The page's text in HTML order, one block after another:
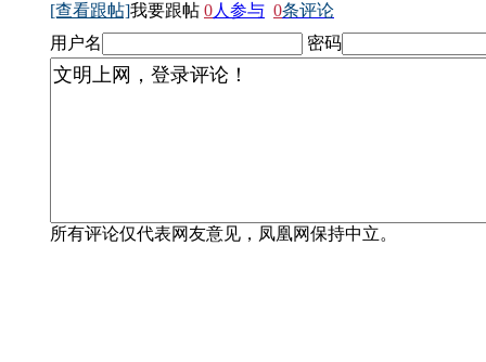
[查看跟帖]我要跟帖 0人参与 0条评论
用户名
密码
所有评论仅代表网友意见，凤凰网保持中立。